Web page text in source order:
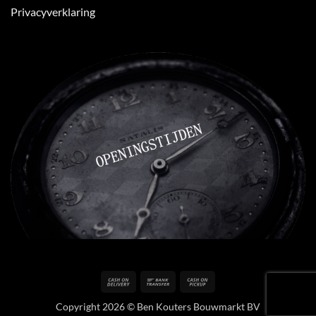
Privacyverklaring
Cash
Delivery
Bank
Pickup
Copyright 2026 © Ben Kouters Bouwmarkt BV